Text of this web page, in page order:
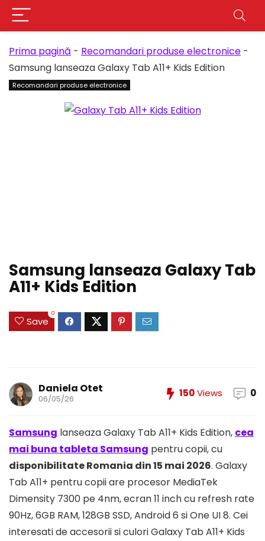
Prima pagină - Recomandari produse electronice -
Samsung lanseaza Galaxy Tab A11+ Kids Edition
Recomandari produse electronice
Samsung lanseaza Galaxy Tab
A11+ Kids Edition
Save
0
Daniela Otet
06/05/26 150Views 0
Samsung lanseaza Galaxy Tab A11+ Kids Edition, cea
mai buna tableta Samsung pentru copii, cu
disponibilitate Romania din 15 mai 2026. Galaxy
Tab A11+ pentru copii are procesor MediaTek
Dimensity 7300 pe 4nm, ecran 11 inch cu refresh rate
90Hz, 6GB RAM, 128GB SSD, Android 6 si One UI 8. Cei
interesati de accesorii si culori Galaxy Tab A11+ Kids